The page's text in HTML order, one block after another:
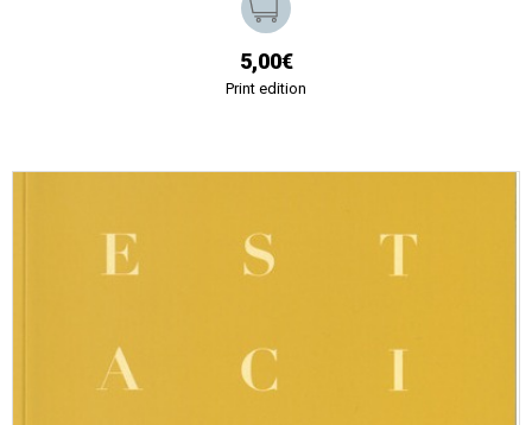
5,00€
Print edition